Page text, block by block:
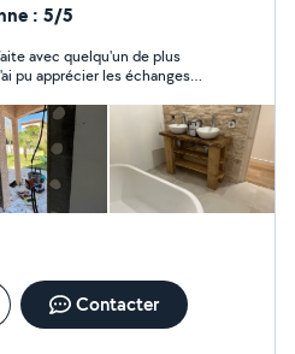
je saurais vous donner
Passionné
avec création de
également la photo vidéo
que l'aquariophilie Au plaisir de vous connaître
: 5/5
avec quelqu'un de plus
pu apprécier les échanges
Contacter